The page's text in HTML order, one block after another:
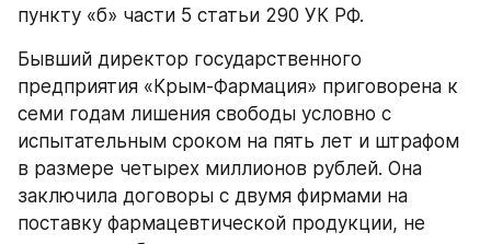
пункту «б» части 5 статьи 290 УК РФ.
Бывший директор государственного
предприятия «Крым-Фармация» приговорена к
семи годам лишения свободы условно с
испытательным сроком на пять лет и штрафом
в размере четырех миллионов рублей. Она
заключила договоры с двумя фирмами на
поставку фармацевтической продукции, не